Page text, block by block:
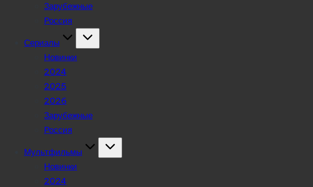
Зарубежные
Россия
Сериалы
Новинки
2024
2025
2026
Зарубежные
Россия
Мультфильмы
Новинки
2024